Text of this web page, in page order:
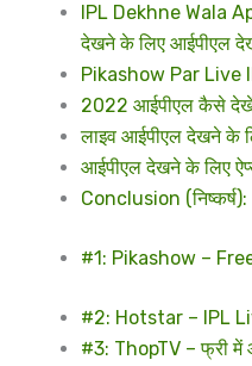
IPL Dekhne Wala
देखने के लिए आईपीएल
Pikashow Par Live
2022 आईपीएल कैसे देखें
लाइव आईपीएल देखने के
आईपीएल देखने के लिए
Conclusion
#1: Pikashow –
#2: Hotstar – IPL
#3: ThopTV – फ्री में